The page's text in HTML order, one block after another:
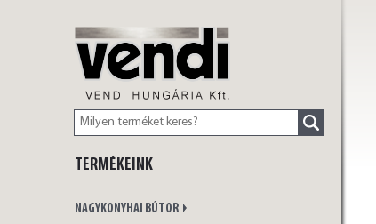
HUNGÁRIA Kft.
TERMÉKEINK
NAGYKONYHAI BÚTOR